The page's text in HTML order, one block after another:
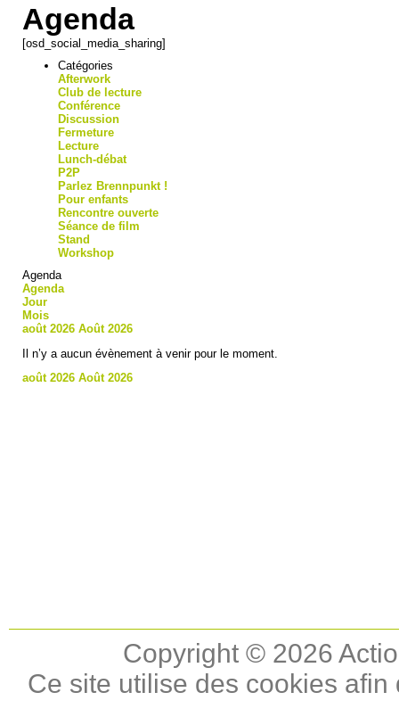
Agenda
[osd_social_media_sharing]
Catégories
Afterwork
Club de lecture
Conférence
Discussion
Fermeture
Lecture
Lunch-débat
P2P
Parlez Brennpunkt !
Pour enfants
Rencontre ouverte
Séance de film
Stand
Workshop
Agenda
Agenda
Jour
Mois
août 2026 Août 2026
Il n’y a aucun évènement à venir pour le moment.
août 2026 Août 2026
Copyright © 2026
Ce site utilise des cookies